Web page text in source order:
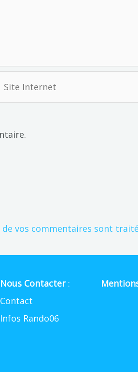
vos commentaires sont
Nous Contacter:
Contact
Infos Rando06